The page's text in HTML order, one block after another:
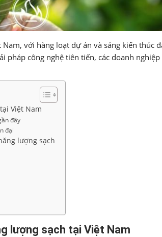
với hàng loạt dự án và sáng kiến thúc
pháp công nghệ tiên tiến, các doanh nghiệp
Việt Nam
đây
đại
lượng sạch
lượng sạch tại Việt Nam